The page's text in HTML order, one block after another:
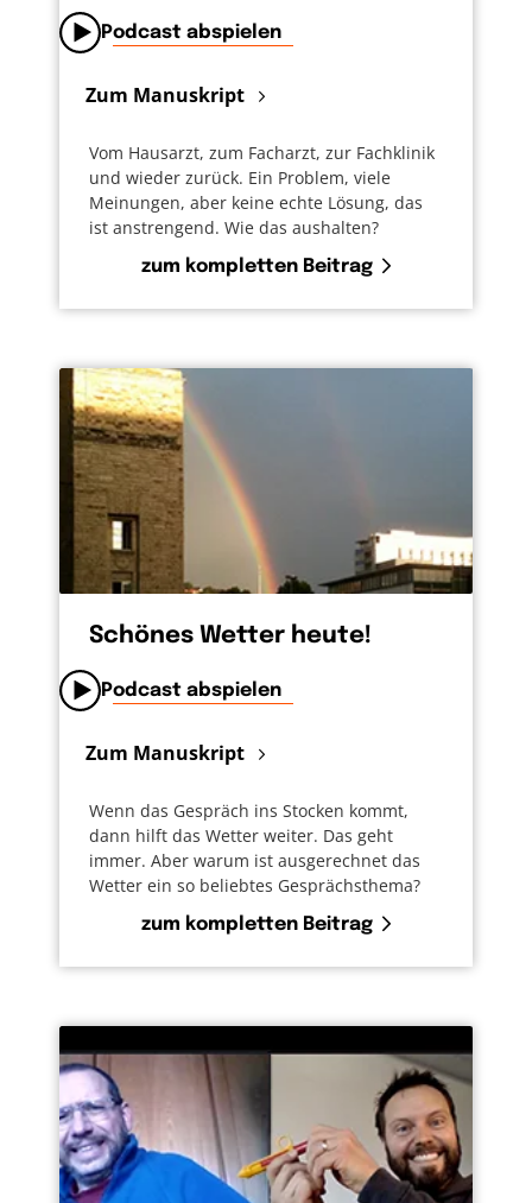
Podcast abspielen
Zum Manuskript
Vom Hausarzt, zum Facharzt, zur Fachklinik
und wieder zurück. Ein Problem, viele
Meinungen, aber keine echte Lösung, das
ist anstrengend. Wie das aushalten?
zum kompletten Beitrag
Schönes Wetter heute!
Podcast abspielen
Zum Manuskript
Wenn das Gespräch ins Stocken kommt,
dann hilft das Wetter weiter. Das geht
immer. Aber warum ist ausgerechnet das
Wetter ein so beliebtes Gesprächsthema?
zum kompletten Beitrag